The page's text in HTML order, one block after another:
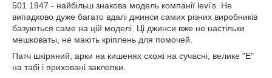
501 1947 - найбільш знакова модель компанії levi's. Не
випадково дуже багато вдалі джинси самих різних виробників
базуються саме на цій моделі. Ці джинси вже не настільки
мешковаты, не мають кріплень для помочей.
Патч шкіряний, арки на кишенях схожі на сучасні, велике "Е"
на табі і приховані заклепки.